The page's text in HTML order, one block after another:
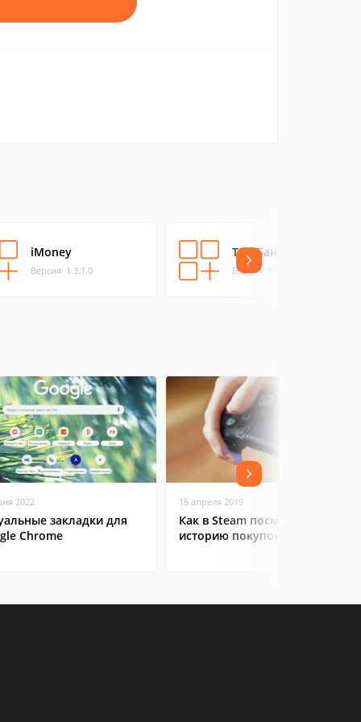
iMoney
Версия: 1.3.1.0
ТКС Банк
Версия: 1.5.3.0
2022
закладки для
Chrome
15 апреля 2019
Как в Steam посмотреть
историю покупок